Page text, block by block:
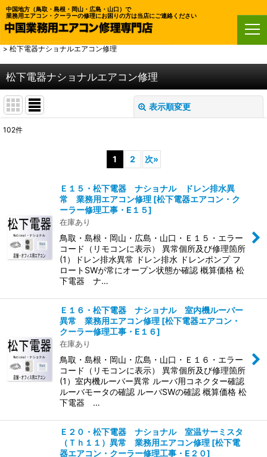
中国地方（鳥取・島根・岡山・広島・山口）で
業務用エアコン・クーラーの修理にお困りの方は当店にご連絡ください
> 松下電器ナショナルエアコン修理
松下電器ナショナルエアコン修理
表示順変更
絞り込む
102件
1 2 次»
Ｅ１５・松下電器 ナショナル ドレン排水異
常 業務用エアコン修理 [松下電器エアコン・ク
ーラー修理工事・E１５]
在庫あり
鳥取・島根・岡山・広島・山口・Ｅ１５・エラー
コード（リモコンに表示） 異常個所及び修理箇所
(1）ドレン排水異常 ドレン排水 ドレンポンプ フ
ロートSWが常にオープン状態か確認 概算価格 松
下電器 ナ…
Ｅ１６・松下電器 ナショナル 室内機ルーバー
異常 業務用エアコン修理 [松下電器エアコン・
クーラー修理工事・E１６]
在庫あり
鳥取・島根・岡山・広島・山口・Ｅ１６・エラー
コード（リモコンに表示） 異常個所及び修理箇所
(1）室内機ルーバー異常 ルーバ用コネクター確認
ルーバモータの確認 ルーバSWの確認 概算価格 松
下電器 …
Ｅ２０・松下電器 ナショナル 室温サーミスタ
（Ｔｈ１１）異常 業務用エアコン修理 [松下電
器エアコン・クーラー修理工事・E２０]